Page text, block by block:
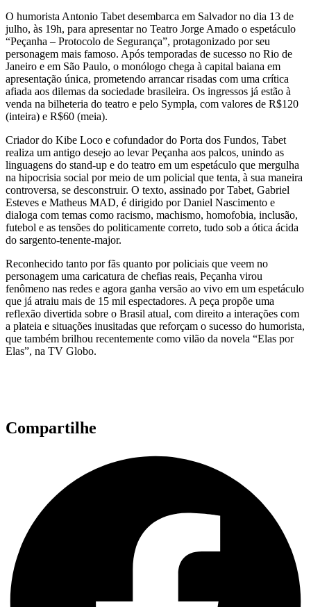
O humorista Antonio Tabet desembarca em Salvador no dia 13 de
julho, às 19h, para apresentar no Teatro Jorge Amado o espetáculo
“Peçanha – Protocolo de Segurança”, protagonizado por seu
personagem mais famoso. Após temporadas de sucesso no Rio de
Janeiro e em São Paulo, o monólogo chega à capital baiana em
apresentação única, prometendo arrancar risadas com uma crítica
afiada aos dilemas da sociedade brasileira. Os ingressos já estão à
venda na bilheteria do teatro e pelo Sympla, com valores de R$120
(inteira) e R$60 (meia).
Criador do Kibe Loco e cofundador do Porta dos Fundos, Tabet
realiza um antigo desejo ao levar Peçanha aos palcos, unindo as
linguagens do stand-up e do teatro em um espetáculo que mergulha
na hipocrisia social por meio de um policial que tenta, à sua maneira
controversa, se desconstruir. O texto, assinado por Tabet, Gabriel
Esteves e Matheus MAD, é dirigido por Daniel Nascimento e
dialoga com temas como racismo, machismo, homofobia, inclusão,
futebol e as tensões do politicamente correto, tudo sob a ótica ácida
do sargento-tenente-major.
Reconhecido tanto por fãs quanto por policiais que veem no
personagem uma caricatura de chefias reais, Peçanha virou
fenômeno nas redes e agora ganha versão ao vivo em um espetáculo
que já atraiu mais de 15 mil espectadores. A peça propõe uma
reflexão divertida sobre o Brasil atual, com direito a interações com
a plateia e situações inusitadas que reforçam o sucesso do humorista,
que também brilhou recentemente como vilão da novela “Elas por
Elas”, na TV Globo.
Compartilhe